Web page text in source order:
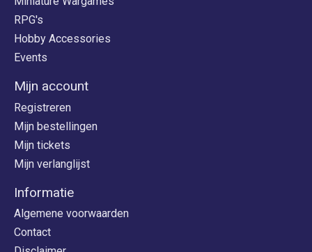
RPG's
Hobby Accessories
Events
Mijn account
Registreren
Mijn bestellingen
Mijn tickets
Mijn verlanglijst
Informatie
Algemene voorwaarden
Contact